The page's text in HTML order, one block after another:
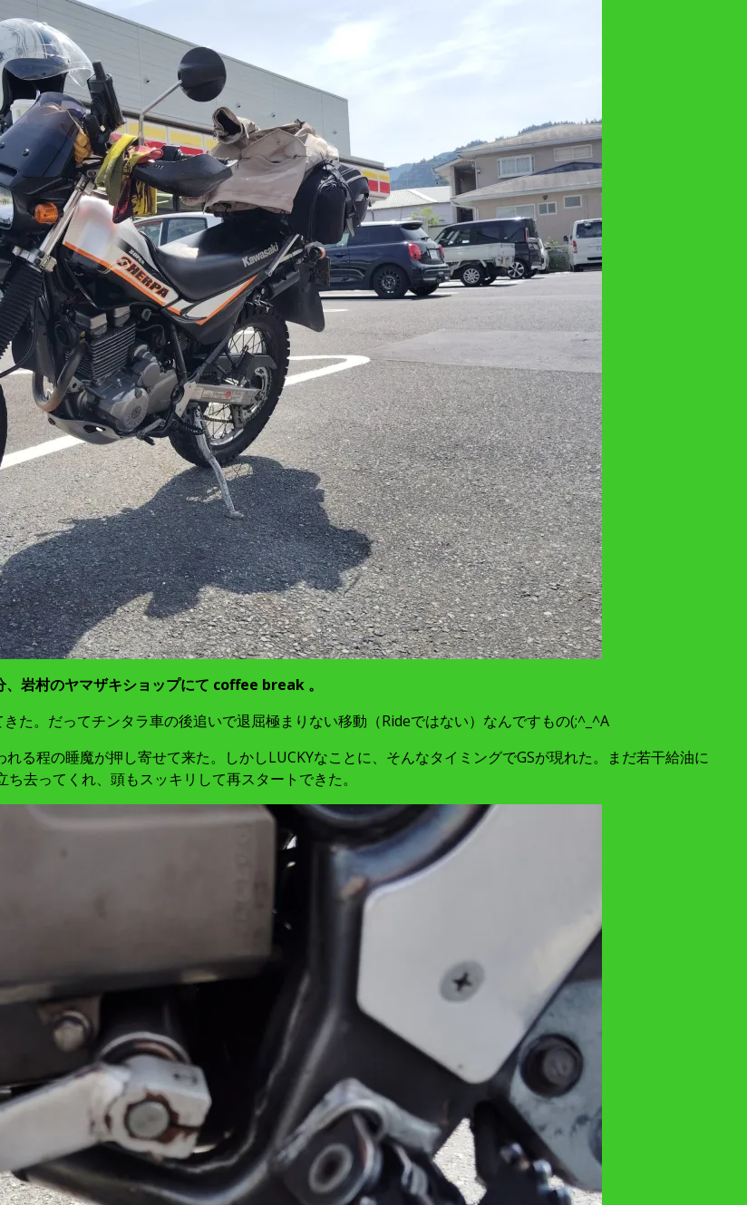
、岩村のヤマザキショップにて coffee break 。
た。だってチンタラ車の後追いで退屈極まりない移動（Rideではない）なんですもの(;^_^A
る程の睡魔が押し寄せて来た。しかしLUCKYなことに、そんなタイミングでGSが現れた。まだ若干給油に
去ってくれ、頭もスッキリして再スタートできた。